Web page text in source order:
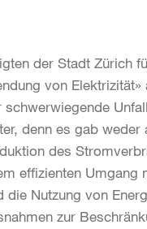
der Stadt Zürich
von Elektrizität»
denn es gab
des
effizienten
Nutzung von
zur